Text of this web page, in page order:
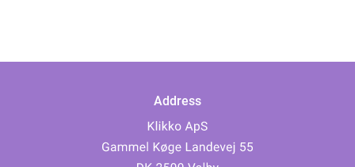
Address